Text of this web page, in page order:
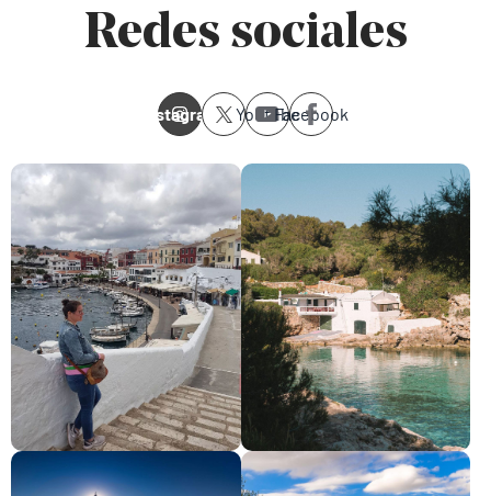
Redes sociales
Instagram YoutubeFacebook